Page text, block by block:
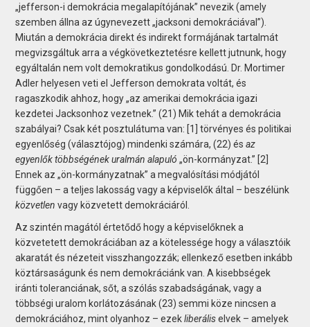
„jefferson-i demokrácia megalapítójának” nevezik (amely
szemben állna az úgynevezett „jacksoni demokráciával”).
Miután a demokrácia direkt és indirekt formájának tartalmát
megvizsgáltuk arra a végkövetkeztetésre kellett jutnunk, hogy
egyáltalán nem volt demokratikus gondolkodású. Dr. Mortimer
Adler helyesen veti el Jefferson demokrata voltát, és
ragaszkodik ahhoz, hogy „az amerikai demokrácia igazi
kezdetei Jacksonhoz vezetnek.” (21) Mik tehát a demokrácia
szabályai? Csak két posztulátuma van: [1] törvényes és politikai
egyenlőség (választójog) mindenki számára, (22) ésaz
egyenlők többségének uralmán alapuló „ön-kormányzat.” [2]
Ennek az „ön-kormányzatnak” a megvalósítási módjától
függően – a teljes lakosság vagy a képviselők által – beszélünk
közvetlen vagy közvetett demokráciáról.
Az szintén magától értetődő hogy a képviselőknek a
közvetetett demokráciában az a kötelessége hogy a választóik
akaratát és nézeteit visszhangozzák; ellenkező esetben inkább
köztársaságunk és nem demokráciánk van. A kisebbségek
iránti toleranciának, sőt, a szólás szabadságának, vagy a
többségi uralom korlátozásának (23) semmi köze nincsen a
demokráciához, mint olyanhoz – ezekliberáliselvek – amelyek